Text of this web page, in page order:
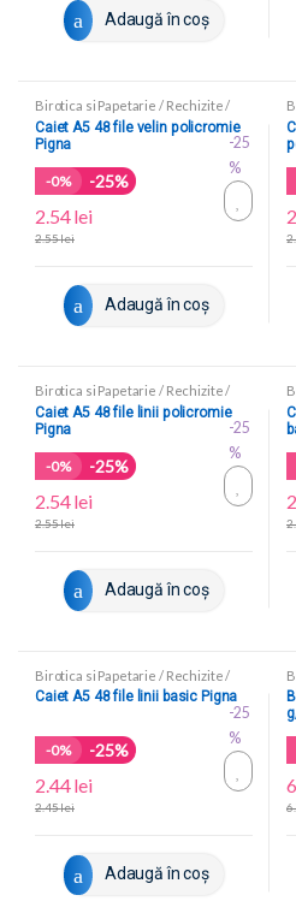
Adaugă în coș
Birotica si Papetarie / Rechizite/
Caiete scolare
Caiet A5 48 file velin policromie
Pigna
-0% -25%
2.54lei
2.55lei
Adaugă în coș
-25
%
Birotica si Papetarie / Rechizite/
Caiete scolare
Caiet A5 48 file linii policromie
Pigna
-0% -25%
2.54lei
2.55lei
Adaugă în coș
-25
%
Birotica si Papetarie / Rechizite /
Caiete scolare
Caiet A5 48 file linii basic Pigna
-0% -25%
2.44lei
2.45lei
Adaugă în coș
-25
%